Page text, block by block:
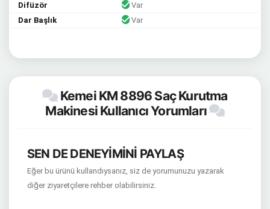
Difüzör
Var
Dar Başlık
Var
Kemei KM 8896 Saç Kurutma
Makinesi Kullanıcı Yorumları
SEN DE DENEYİMİNİ PAYLAŞ
Eğer bu ürünü kullandıysanız, siz de yorumunuzu yazarak
diğer ziyaretçilere rehber olabilirsiniz.